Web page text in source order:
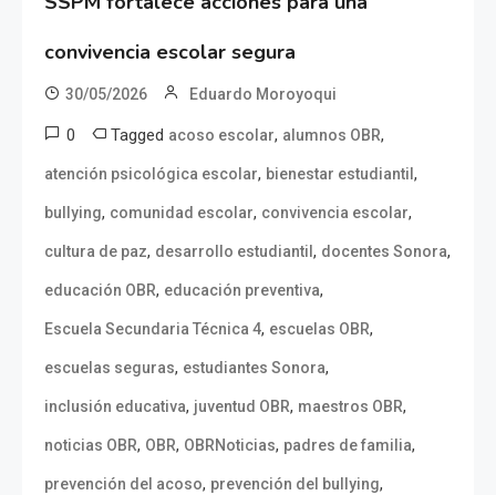
convivencia escolar segura
30/05/2026 Eduardo Moroyoqui
0 Tagged acoso escolar, alumnos OBR,
atención psicológica escolar, bienestar estudiantil ,
bullying, comunidad escolar, convivencia escolar,
cultura de paz, desarrollo estudiantil , docentes Sonora,
educación OBR, educación preventiva,
Escuela Secundaria Técnica 4, escuelas OBR,
escuelas seguras, estudiantes Sonora,
inclusión educativa, juventud OBR, maestros OBR,
noticias OBR, OBR, OBRNoticias, padres de familia,
prevención del acoso, prevención del bullying,